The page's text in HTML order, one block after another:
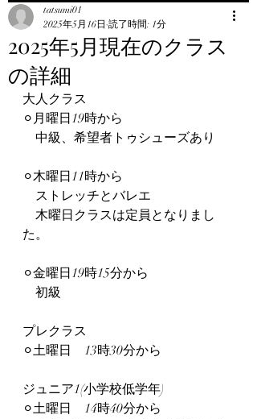
2025年5月現在のクラス
の詳細
tatsumi01
2025年5月16日 読了時間: 1分
大人クラス
⚪︎月曜日19時から
中級、希望者トゥシューズあり
⚪︎木曜日11時から
ストレッチとバレエ
木曜日クラスは定員となりまし
た。
⚪︎金曜日19時15分から
初級
プレクラス
⚪︎土曜日　13時30分から
ジュニア1(小学校低学年)
⚪︎土曜日　14時40分から